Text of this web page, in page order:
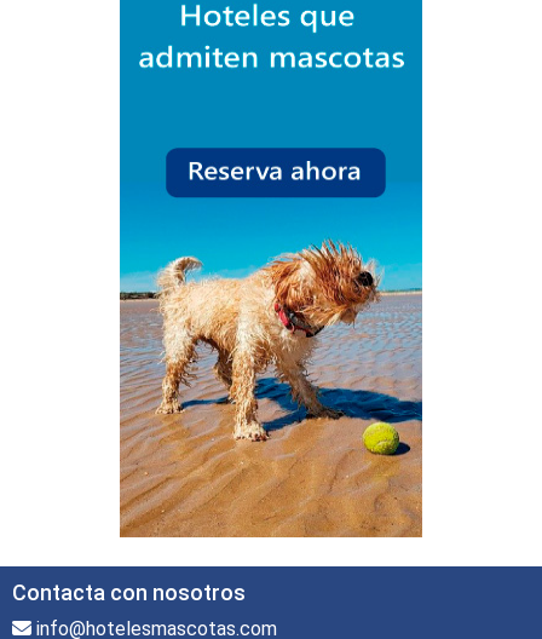
Contacta con nosotros
info@hotelesmascotas.com